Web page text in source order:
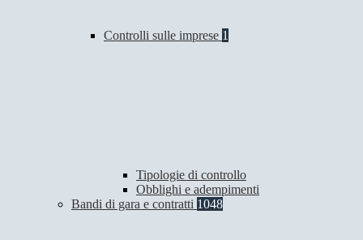
Controlli sulle imprese 1
Tipologie di controllo
Obblighi e adempimenti
Bandi di gara e contratti 1048